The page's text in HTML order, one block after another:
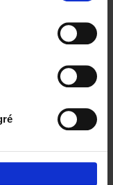
like a PRO -
edition (EN)